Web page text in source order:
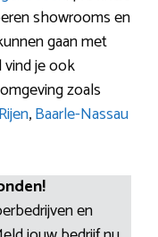
showrooms en
gaan met
je ook
zoals
,Baarle-Nassau
en